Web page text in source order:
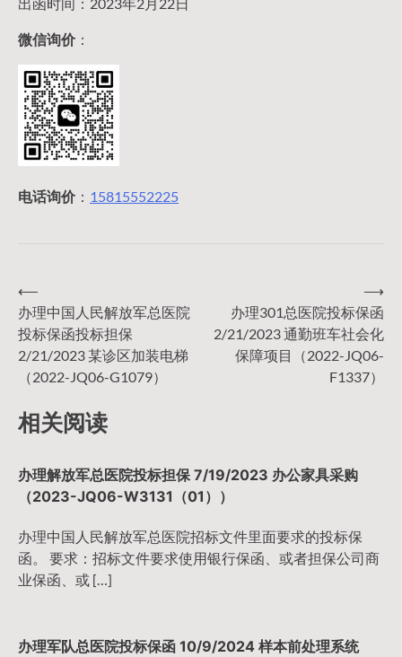
微信询价：
电话询价： 15815552225
文
章
导
⟵
办理中国人民解放军总医院
投标保函投标担保
2/21/2023 某诊区加装电梯
（2022-JQ06-G1079）
办理301总医院投标保函
2/21/2023 通勤班车社会化
保障项目（2022-JQ06-
F1337）
⟶
相关阅读
办理解放军总医院投标担保 7/19/2023 办公家具采购
（2023-JQ06-W3131（01））
办理中国人民解放军总医院招标文件里面要求的投标保
函。 要求：招标文件要求使用银行保函、或者担保公司商
业保函、或 […]
办理军队总医院投标保函 10/9/2024 样本前处理系统